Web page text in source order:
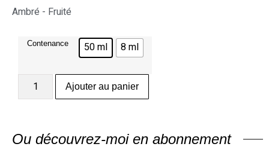
Ambré - Fruité
Contenance 50 ml 8 ml
Ajouter au panier
Ou découvrez-moi en abonnement